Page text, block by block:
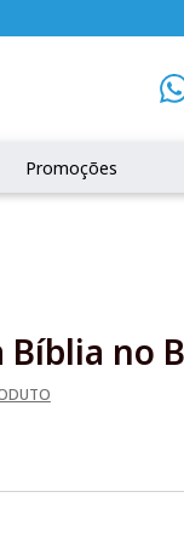
Promoções
no